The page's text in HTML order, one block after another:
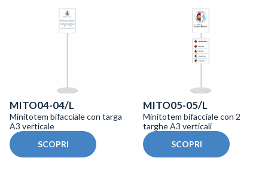
MITO04-04/L
Minitotem bifacciale con targa
A3 verticale
SCOPRI
MITO05-05/L
Minitotem bifacciale con 2
targhe A3 verticali
SCOPRI